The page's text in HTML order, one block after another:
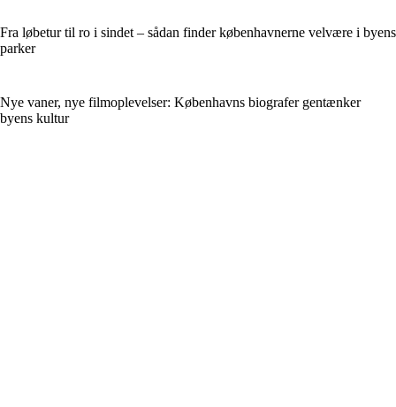
Fra løbetur til ro i sindet – sådan finder københavnerne velvære i byens
parker
Nye vaner, nye filmoplevelser: Københavns biografer gentænker
byens kultur